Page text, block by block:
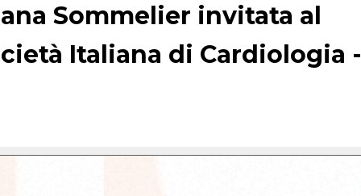
Sommelier invitata al
Italiana di Cardiologia -